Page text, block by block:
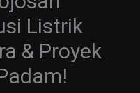
Listrik
& Proyek